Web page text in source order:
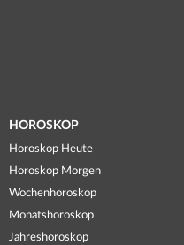
HOROSKOP
Horoskop Heute
Horoskop Morgen
Wochenhoroskop
Monatshoroskop
Jahreshoroskop